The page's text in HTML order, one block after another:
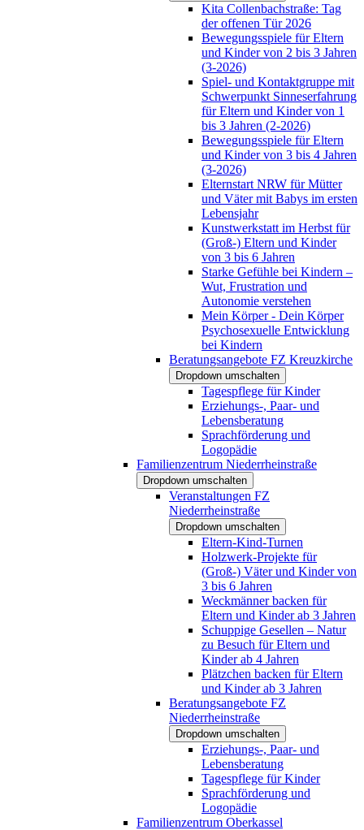
Kita Collenbachstraße: Tag
der offenen Tür 2026
Bewegungsspiele für Eltern
und Kinder von 2 bis 3 Jahren
(3-2026)
Spiel- und Kontaktgruppe mit
Schwerpunkt Sinneserfahrung
für Eltern und Kinder von 1
bis 3 Jahren (2-2026)
Bewegungsspiele für Eltern
und Kinder von 3 bis 4 Jahren
(3-2026)
Elternstart NRW für Mütter
und Väter mit Babys im ersten
Lebensjahr
Kunstwerkstatt im Herbst für
(Groß-) Eltern und Kinder
von 3 bis 6 Jahren
Starke Gefühle bei Kindern –
Wut, Frustration und
Autonomie verstehen
Mein Körper - Dein Körper
Psychosexuelle Entwicklung
bei Kindern
Beratungsangebote FZ Kreuzkirche
Dropdown umschalten
Tagespflege für Kinder
Erziehungs-, Paar- und
Lebensberatung
Sprachförderung und
Logopädie
Familienzentrum Niederrheinstraße
Dropdown umschalten
Veranstaltungen FZ
Niederrheinstraße
Dropdown umschalten
Eltern-Kind-Turnen
Holzwerk-Projekte für
(Groß-) Väter und Kinder von
3 bis 6 Jahren
Weckmänner backen für
Eltern und Kinder ab 3 Jahren
Schuppige Gesellen – Natur
zu Besuch für Eltern und
Kinder ab 4 Jahren
Plätzchen backen für Eltern
und Kinder ab 3 Jahren
Beratungsangebote FZ
Niederrheinstraße
Dropdown umschalten
Erziehungs-, Paar- und
Lebensberatung
Tagespflege für Kinder
Sprachförderung und
Logopädie
Familienzentrum Oberkassel